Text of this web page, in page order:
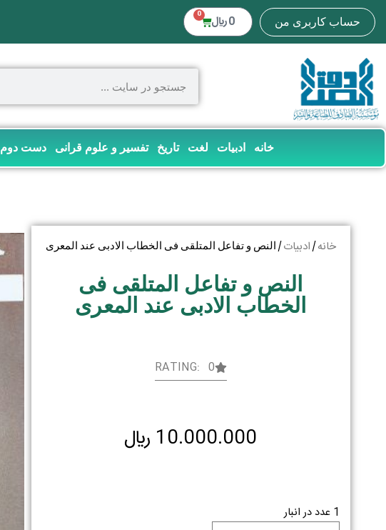
حساب کاربری من 0 ﷼ 0
خانه ادبیات لغت تاریخ تفسیر و علوم قرانی دست دوم
خانه/ ادبیات/ النص و تفاعل المتلقی فی الخطاب الادبی عند المعری
النص و تفاعل المتلقی فی
الخطاب الادبی عند المعری
RATING: 0
10.000.000 ﷼
1 عدد در انبار